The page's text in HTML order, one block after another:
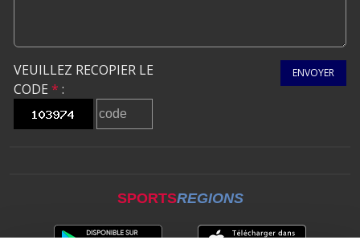
VEUILLEZ RECOPIER LE
CODE * :
ENVOYER
SPORTSREGIONS